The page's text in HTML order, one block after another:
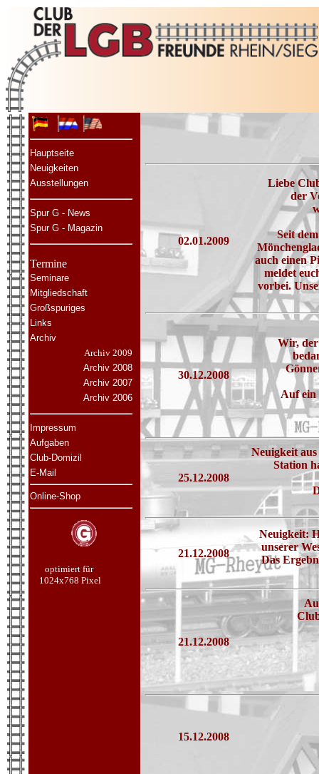
Hauptseite
Neuigkeiten
Ausstellungen
Spur G - News
Spur G - Magazin
Termine
Seminare
Mitgliedschaft
Großspuriges
Links
Archiv
Archiv 2009
Archiv 2008
Archiv 2007
Archiv 2006
Impressum
Aufgaben
Club-Domizil
E-Mail
Online-Shop
optimiert für
1024x768 Pixel
02.01.2009
Liebe
der
Seit
auch einen
meldet
vorbei.
30.12.2008
Wir,
Auf ein
25.12.2008
Neuigkeit
Station
21.12.2008
Neuigkeit:
unserer
Das
21.12.2008
15.12.2008